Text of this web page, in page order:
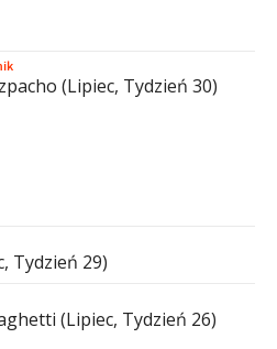
(Lipiec, Tydzień 30)
Tydzień 29)
(Lipiec, Tydzień 26)